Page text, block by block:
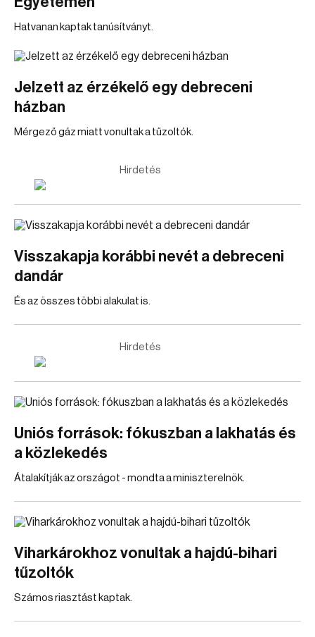
Hatvanan kaptak tanúsítványt.
Jelzett az érzékelő egy debreceni
házban
Mérgező gáz miatt vonultak a tűzoltók.
Hirdetés
Visszakapja korábbi nevét a debreceni
dandár
És az összes többi alakulat is.
Hirdetés
Uniós források: fókuszban a lakhatás és
a közlekedés
Átalakítják az országot - mondta a miniszterelnök.
Viharkárokhoz vonultak a hajdú-bihari
tűzoltók
Számos riasztást kaptak.